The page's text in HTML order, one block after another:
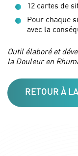
12 cartes de
Pour chaque
avec la
Outil élaboré et
la Douleur en
RETOUR À